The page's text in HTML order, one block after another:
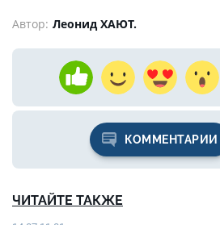
Автор: Леонид ХАЮТ.
КОММЕНТАРИИ
ЧИТАЙТЕ ТАКЖЕ